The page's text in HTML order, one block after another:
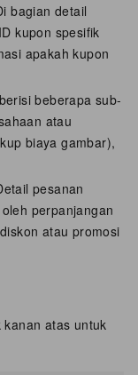
bagian detail
kupon spesifik
apakah kupon
beberapa sub-
atau
biaya gambar),
pesanan
perpanjangan
atau promosi
kanan atas untuk